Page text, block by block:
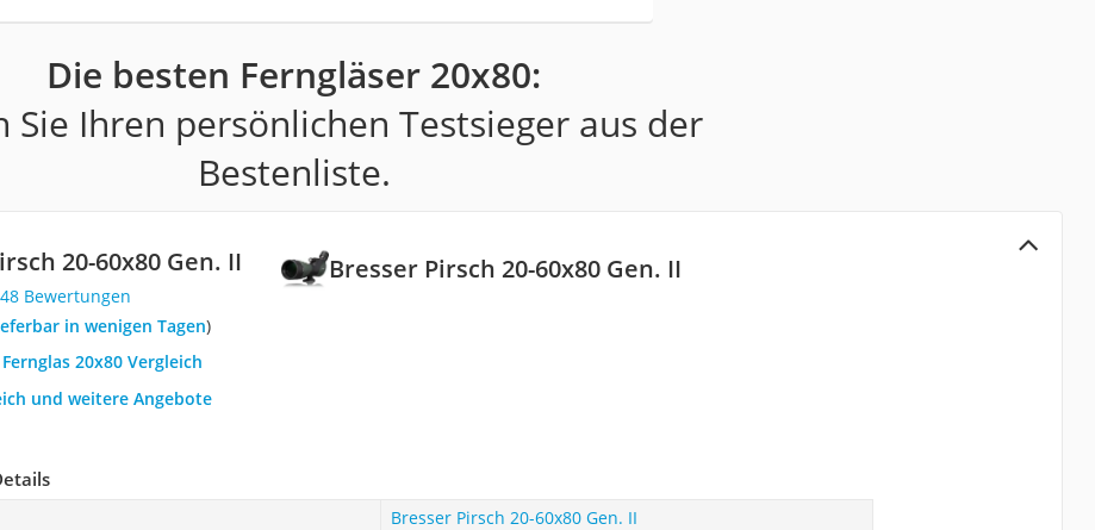
Die besten Ferngläser 20x80:
Sie Ihren persönlichen Testsieger aus der
Bestenliste.
Bresser Pirsch 20-60x80 Gen. II
20-60x80 Gen. II
48 Bewertungen
in wenigen Tagen)
20x80 Vergleich
und weitere Angebote
Bresser Pirsch 20-60x80 Gen. II